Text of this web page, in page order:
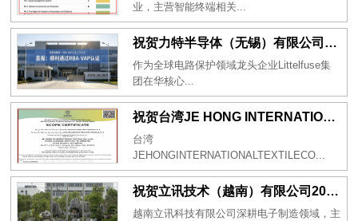
业，主营智能终端相关...
祝贺力特半导体（无锡）有限公司2026年一次性成功通过RBA-VAP认证审核并取得170.2分
作为全球电路保护领域龙头企业Littelfuse集
团在华核心...
祝贺台湾JE HONG INTERNATIONAL TEXTILE CO., LTD 2026年一次性成功通过GRS认证
台湾
JEHONGINTERNATIONALTEXTILECO...
祝贺立讯技术（越南）有限公司2026年一次性成功通过RBA-VAP审核获得金牌评级！
越南立讯科技有限公司深耕电子制造领域，主